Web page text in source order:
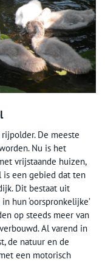
De meeste
Nu is het
vrijstaande huizen,
is een gebied dat ten
Dit bestaat uit
hun ‘oorspronkelijke’
op steeds meer van
Al varend in
de natuur en de
een motorisch